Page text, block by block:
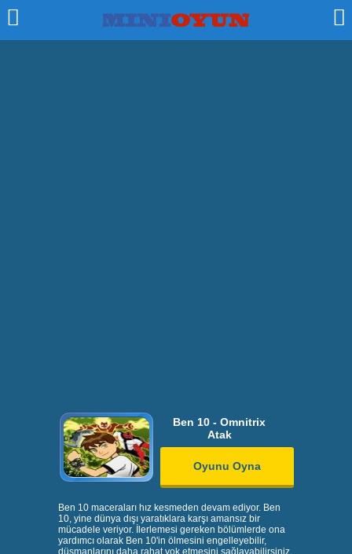
Ben 10 - Omnitrix
Atak
Oyunu Oyna
Ben 10 maceraları hız kesmeden devam ediyor. Ben
10, yine dünya dışı yaratıklara karşı amansız bir
mücadele veriyor. İlerlemesi gereken bölümlerde ona
yardımcı olarak Ben 10'in ölmesini engelleyebilir,